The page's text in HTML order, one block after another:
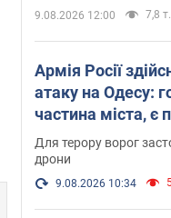
9.08.2026 12:00 7,8 т.
Армія Росії
атаку на Одесу:
частина міста, є
Фото та відео
Для терору ворог
дрони
9.08.2026 10:34